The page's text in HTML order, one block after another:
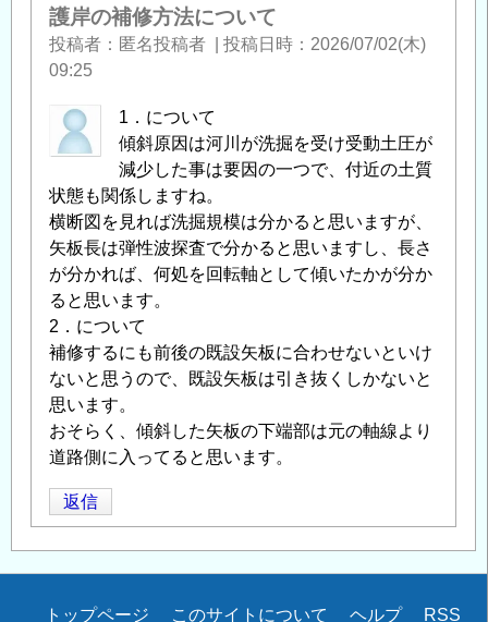
ク
リ
ー
矢
板
岸
の
補
修
方
法
に
つ
い
て」
へ
返
信
護岸の補修方法について
投稿者 匿名投稿者 投稿日時
2026/07/02(木)
09:25
1．について
傾斜原因は河川が洗掘を受け受動土圧が
減少した事は要因の一つで、付近の土質
状態も関係しますね。
横断図を見れば洗掘規模は分かると思いますが、
矢板長は弾性波探査で分かると思いますし、長さ
が分かれば、何処を回転軸として傾いたかが分か
ると思います。
2．について
補修するにも前後の既設矢板に合わせないといけ
ないと思うので、既設矢板は引き抜くしかないと
思います。
おそらく、傾斜した矢板の下端部は元の軸線より
道路側に入ってると思います。
返信
Secondary
トップページ このサイトについて ヘルプ RSS